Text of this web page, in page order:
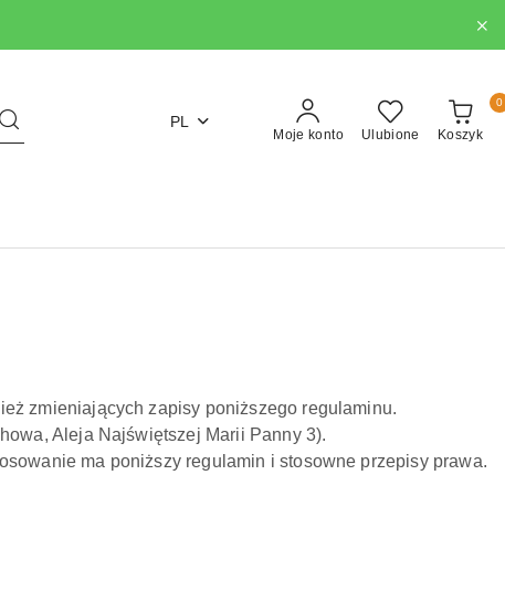
PL
Moje konto Ulubione Koszyk
0
zmieniających zapisy poniższego regulaminu.
Aleja Najświętszej Marii Panny 3).
ma poniższy regulamin i stosowne przepisy prawa.